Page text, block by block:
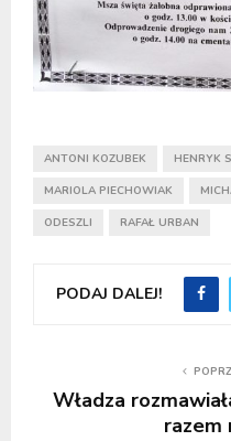
ANTONI KOZUBEK HENRYK
MARIOLA PIECHOWIAK
ODESZLI RAFAŁ URBAN
PODAJ DALEJ!
Władza
razem